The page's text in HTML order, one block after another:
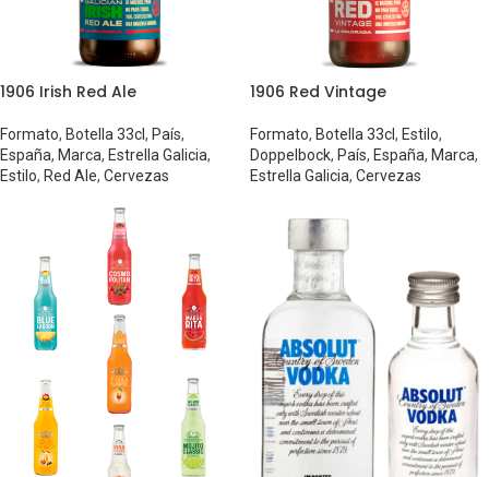
1906 Irish Red Ale
Formato, Botella 33cl, País,
España, Marca, Estrella Galicia,
Estilo, Red Ale, Cervezas
1906 Red Vintage
Formato, Botella 33cl, Estilo,
Doppelbock, País, España, Marca,
Estrella Galicia, Cervezas